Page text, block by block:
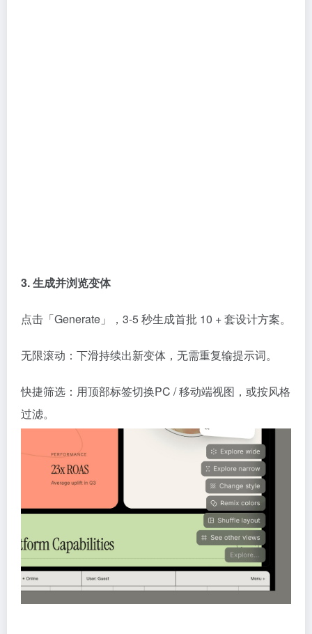
3. 生成并浏览变体
点击「Generate」，3-5 秒生成首批 10 + 套设计方案。
无限滚动：下滑持续出新变体，无需重复输提示词。
快捷筛选：用顶部标签切换PC / 移动端视图，或按风格
过滤。